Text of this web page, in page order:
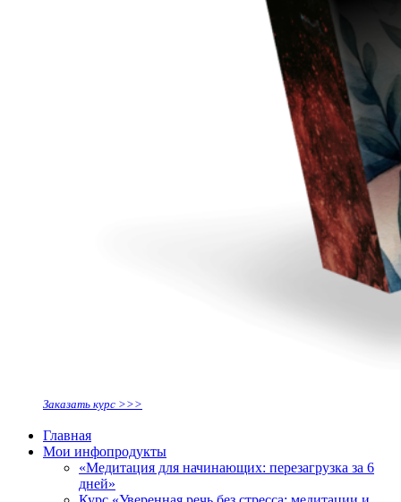
Заказать курс >>>
Главная
Мои инфопродукты
«Медитация для начинающих: перезагрузка за 6
дней»